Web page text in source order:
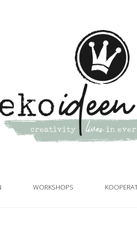
WORKSHOPS